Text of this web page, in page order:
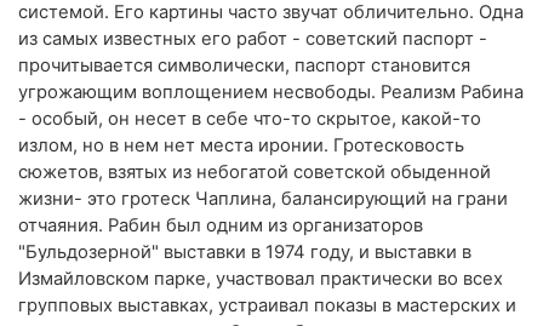
системой. Его картины часто звучат обличительно. Одна
из самых известных его работ - советский паспорт -
прочитывается символически, паспорт становится
угрожающим воплощением несвободы. Реализм Рабина
- особый, он несет в себе что-то скрытое, какой-то
излом, но в нем нет места иронии. Гротесковость
сюжетов, взятых из небогатой советской обыденной
жизни- это гротеск Чаплина, балансирующий на грани
отчаяния. Рабин был одним из организаторов
"Бульдозерной" выставки в 1974 году, и выставки в
Измайловском парке, участвовал практически во всех
групповых выставках, устраивал показы в мастерских и